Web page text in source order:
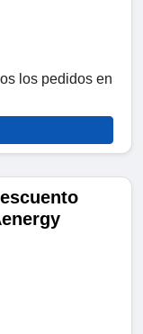
los pedidos en